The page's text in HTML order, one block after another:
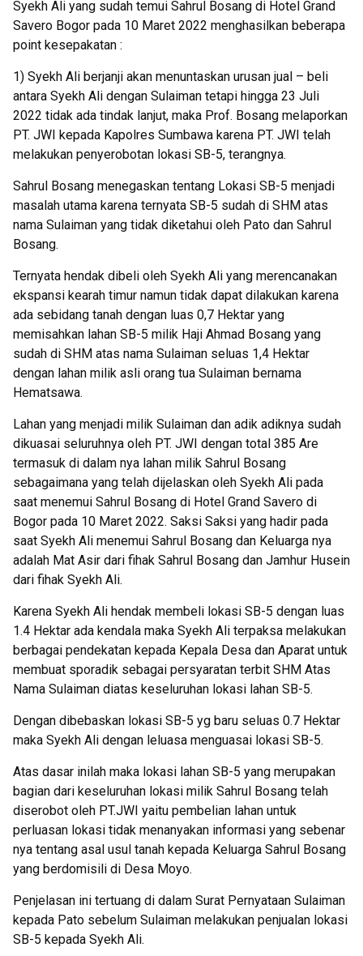
Syekh Ali yang sudah temui Sahrul Bosang di Hotel Grand
Savero Bogor pada 10 Maret 2022 menghasilkan beberapa
point kesepakatan :
1) Syekh Ali berjanji akan menuntaskan urusan jual – beli
antara Syekh Ali dengan Sulaiman tetapi hingga 23 Juli
2022 tidak ada tindak lanjut, maka Prof. Bosang melaporkan
PT. JWI kepada Kapolres Sumbawa karena PT. JWI telah
melakukan penyerobotan lokasi SB-5, terangnya.
Sahrul Bosang menegaskan tentang Lokasi SB-5 menjadi
masalah utama karena ternyata SB-5 sudah di SHM atas
nama Sulaiman yang tidak diketahui oleh Pato dan Sahrul
Bosang.
Ternyata hendak dibeli oleh Syekh Ali yang merencanakan
ekspansi kearah timur namun tidak dapat dilakukan karena
ada sebidang tanah dengan luas 0,7 Hektar yang
memisahkan lahan SB-5 milik Haji Ahmad Bosang yang
sudah di SHM atas nama Sulaiman seluas 1,4 Hektar
dengan lahan milik asli orang tua Sulaiman bernama
Hematsawa.
Lahan yang menjadi milik Sulaiman dan adik adiknya sudah
dikuasai seluruhnya oleh PT. JWI dengan total 385 Are
termasuk di dalam nya lahan milik Sahrul Bosang
sebagaimana yang telah dijelaskan oleh Syekh Ali pada
saat menemui Sahrul Bosang di Hotel Grand Savero di
Bogor pada 10 Maret 2022. Saksi Saksi yang hadir pada
saat Syekh Ali menemui Sahrul Bosang dan Keluarga nya
adalah Mat Asir dari fihak Sahrul Bosang dan Jamhur Husein
dari fihak Syekh Ali.
Karena Syekh Ali hendak membeli lokasi SB-5 dengan luas
1.4 Hektar ada kendala maka Syekh Ali terpaksa melakukan
berbagai pendekatan kepada Kepala Desa dan Aparat untuk
membuat sporadik sebagai persyaratan terbit SHM Atas
Nama Sulaiman diatas keseluruhan lokasi lahan SB-5.
Dengan dibebaskan lokasi SB-5 yg baru seluas 0.7 Hektar
maka Syekh Ali dengan leluasa menguasai lokasi SB-5.
Atas dasar inilah maka lokasi lahan SB-5 yang merupakan
bagian dari keseluruhan lokasi milik Sahrul Bosang telah
diserobot oleh PT.JWI yaitu pembelian lahan untuk
perluasan lokasi tidak menanyakan informasi yang sebenar
nya tentang asal usul tanah kepada Keluarga Sahrul Bosang
yang berdomisili di Desa Moyo.
Penjelasan ini tertuang di dalam Surat Pernyataan Sulaiman
kepada Pato sebelum Sulaiman melakukan penjualan lokasi
SB-5 kepada Syekh Ali.